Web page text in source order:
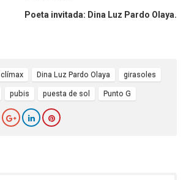
Poeta invitada: Dina Luz Pardo Olaya.
clímax Dina Luz Pardo Olaya girasoles
pubis puesta de sol Punto G